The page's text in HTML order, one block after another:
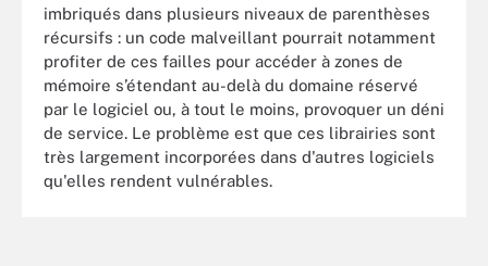
imbriqués dans plusieurs niveaux de parenthèses
récursifs : un code malveillant pourrait notamment
profiter de ces failles pour accéder à zones de
mémoire s’étendant au-delà du domaine réservé
par le logiciel ou, à tout le moins, provoquer un déni
de service. Le problème est que ces librairies sont
très largement incorporées dans d'autres logiciels
qu'elles rendent vulnérables.